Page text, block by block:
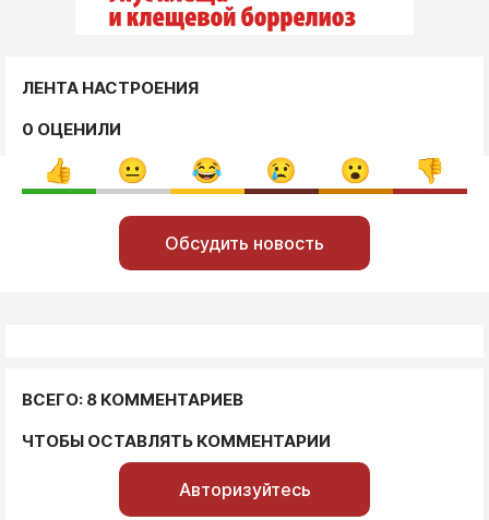
ЛЕНТА НАСТРОЕНИЯ
0 ОЦЕНИЛИ
Обсудить новость
ВСЕГО: 8 КОММЕНТАРИЕВ
ЧТОБЫ ОСТАВЛЯТЬ КОММЕНТАРИИ
Авторизуйтесь